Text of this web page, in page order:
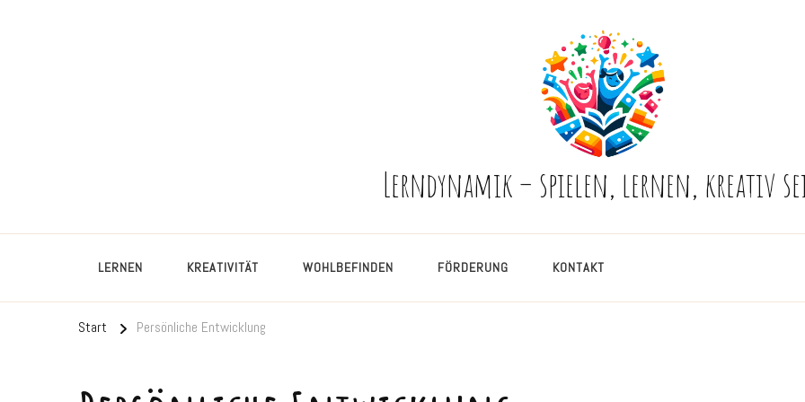
Lerndynamik – spielen, lernen, kreativ
LERNEN KREATIVITÄT WOHLBEFINDEN FÖRDERUNG KONTAKT
Start Persönliche Entwicklung